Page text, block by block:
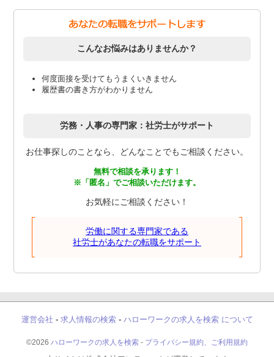
こんなお悩みはありませんか？
何度面接を受けてもうまくいきません
履歴書の書き方がわかりません
労務・人事の専門家：社労士がサポート
お仕事探しのことなら、どんなことでもご相談ください。
無料で相談を承ります！
※「匿名」でご相談いただけます。
お気軽にご相談ください！
労働に関する専門家である
社労士があなたの転職をサポート
運営会社 - 求人情報の検索- ハローワークの求人を検索 について
©2026 ハローワークの求人を検索 - プライバシー規約、ご利用規約